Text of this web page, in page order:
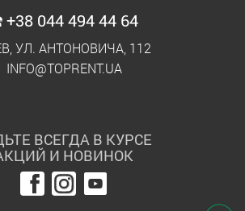
+38 044 494 44 64
INFO@TOPRENT.UA
УЛ. АНТОНОВИЧА, 112
ВСЕГДА В КУРСЕ
И НОВИНОК